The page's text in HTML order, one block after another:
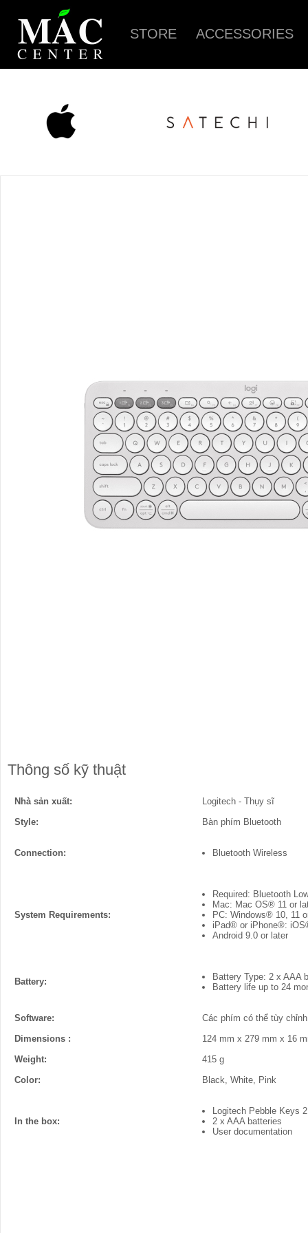
STORE ACCESSORIES
Thông số kỹ thuật
Nhà sản xuất:
Logitech - Thụy sĩ
Style:
Bàn phím Bluetooth
Connection: Bluetooth Wireless
System Requirements:
Required: Bluetooth
Mac: Mac OS® 11 or
PC: Windows® 10, 11
iPad® or iPhone®:
Android 9.0 or later
Battery:
Battery Type: 2 x AAA
Battery life up to 24
Software:
Các phím có thể tùy
Dimensions :
124 mm x 279 mm x 16
Weight:
415 g
Color:
Black, White, Pink
In the box:
Logitech Pebble Keys
2 x AAA batteries
User documentation